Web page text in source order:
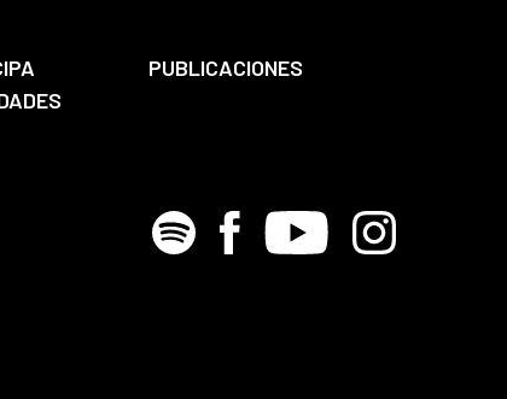
PUBLICACIONES
Spotify Facebook
Youtube Instagram